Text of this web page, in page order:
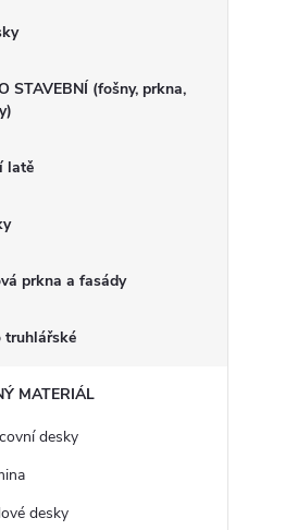
STAVEBNÍ (fošny, prkna,
latě
prkna a fasády
truhlářské
MATERIÁL
desky
desky